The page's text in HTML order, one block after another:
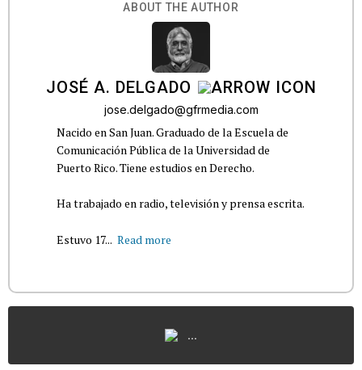
ABOUT THE AUTHOR
JOSÉ A. DELGADO
jose.delgado@gfrmedia.com
Nacido en San Juan. Graduado de la Escuela de
Comunicación Pública de la Universidad de
Puerto Rico. Tiene estudios en Derecho.
Ha trabajado en radio, televisión y prensa escrita.
Estuvo 17... Read more
...